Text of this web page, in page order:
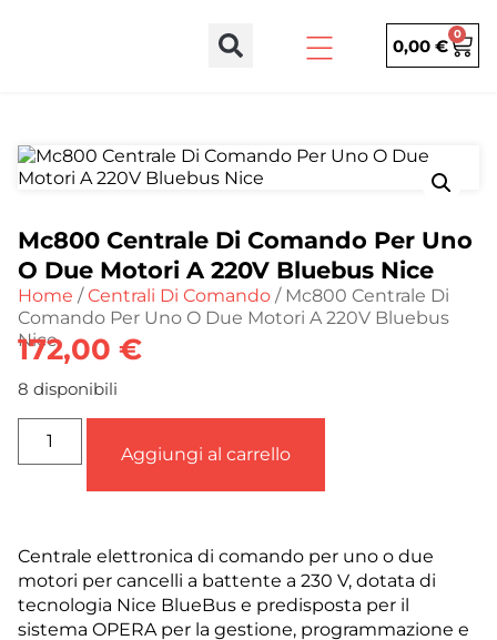
0,00 €
0
Mc800 Centrale Di Comando Per Uno
O Due Motori A 220V Bluebus Nice
Home /Centrali Di Comando / Mc800 Centrale Di
Comando Per Uno O Due Motori A 220V Bluebus
Nice
172,00 €
8 disponibili
Aggiungi al carrello
Centrale elettronica di comando per uno o due
motori per cancelli a battente a 230 V, dotata di
tecnologia Nice BlueBus e predisposta per il
sistema OPERA per la gestione, programmazione e